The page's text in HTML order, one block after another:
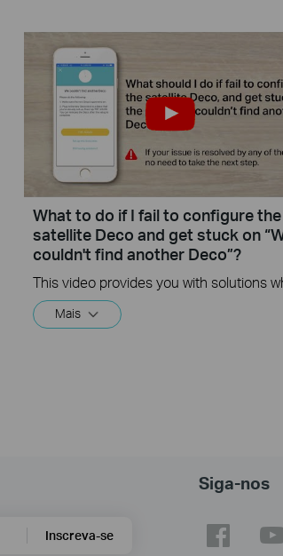
What to do if I fail to configure the
satellite Deco and get stuck on
couldn't find another Deco”?
Mais
Inscreva-se
Siga-nos